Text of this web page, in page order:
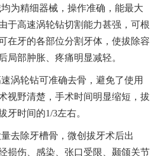
为精细器械，操作准确，能最大
于高速涡轮钻切割能力甚强，可根
在牙的各部位分割牙体，使拔除容
局部肿胀、疼痛明显减轻。
涡轮钻可准确去骨，避免了使用
视野清楚，手术时间明显缩短，拔
牙时间的1/3左右。
去除牙槽骨，微创拔牙术后出
损伤、感染、张口受限、颞颌关节